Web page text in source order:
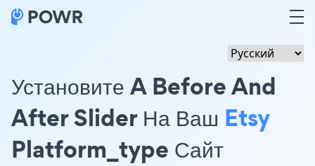
Установите A Before And
After Slider На Ваш Etsy
Platform_type Сайт